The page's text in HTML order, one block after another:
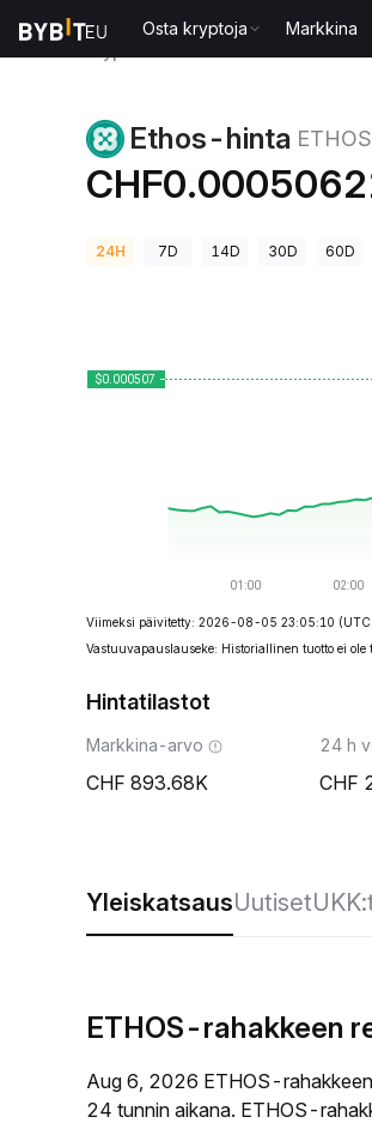
Osta kryptoja Markkina
Ethos-hinta ETHOS
24H 7D 14D 30D 60D
Viimeksi päivitetty: 2026-08-05 23:05:10
Vastuuvapauslauseke: Historiallinen tuotto ei ole
Hintatilastot
Markkina-arvo
893.68K
24 h
YleiskatsausUutiset
ETHOS-rahakkeen
Aug 6, 2026 ETHOS-
24 tunnin aikana. ETHOS-